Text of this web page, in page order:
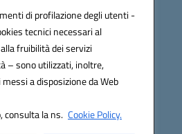
di profilazione degli utenti -
tecnici necessari al
fruibilità dei servizi
– sono utilizzati, inoltre,
a disposizione da Web
consulta la ns. Cookie Policy.